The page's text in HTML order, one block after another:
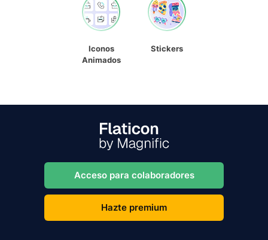
Iconos
Animados
Stickers
Acceso para colaboradores
Hazte premium